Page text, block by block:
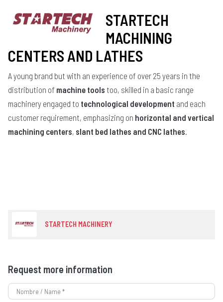
STARTECH MACHINERY
Request more information
STARTECH
MACHINING
CENTERS AND LATHES
A young brand but with an experience of over 25 years in the
distribution of machine tools too, skilled in a basic range
machinery engaged to technological development and each
customer requirement, emphasizing on horizontal and vertical
machining centers, slant bed lathes and CNC lathes